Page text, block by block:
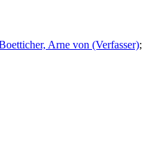
Arne von (Verfasser);